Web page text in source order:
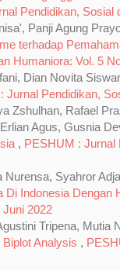
Pendidikan, Sosial
Panji Agung
terhadap
Humaniora: Vol. 5
Dian Novita
Jurnal Pendidikan,
Zshulhan, Rafael
Agus, Gusnia
, PESHUM : Jurnal
Nurensa, Syahror
Di Indonesia Dengan
Juni 2022
Tripena, Mutia
Analysis ,